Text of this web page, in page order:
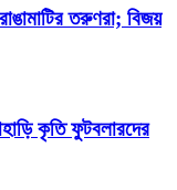
তরুণরা; বিজয়
কৃতি ফুটবলারদের